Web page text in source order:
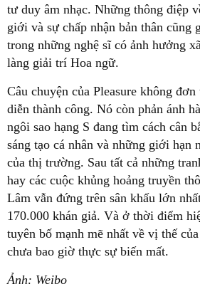
tư duy âm nhạc. Những thông điệp
giới và sự chấp nhận bản thân cũng
trong những nghệ sĩ có ảnh hưởng
làng giải trí Hoa ngữ.
Câu chuyện của Pleasure không
diễn thành công. Nó còn phản ánh
ngôi sao hạng S đang tìm cách cân
sáng tạo cá nhân và những giới hạn
của thị trường. Sau tất cả những
hay các cuộc khủng hoảng truyền
Lâm vẫn đứng trên sân khấu lớn
170.000 khán giả. Và ở thời điểm
tuyên bố mạnh mẽ nhất về vị thế
chưa bao giờ thực sự biến mất.
Ảnh: Weibo